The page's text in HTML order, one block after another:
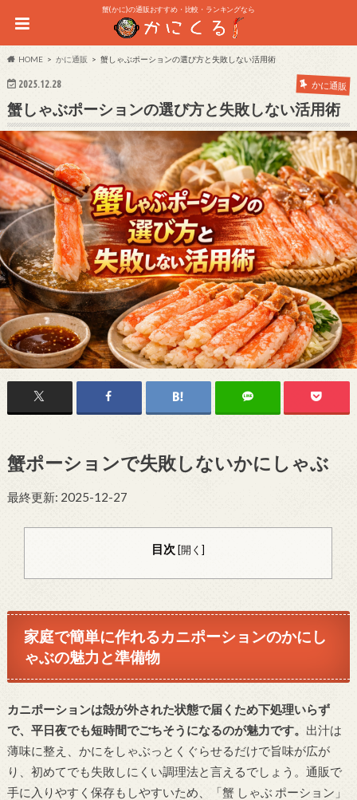
蟹(かに)の通販おすすめ・比較・ランキングなら
HOME かに通販 蟹しゃぶポーションの選び方と失敗しない活用術
2025.12.28 かに通販
蟹しゃぶポーションの選び方と失敗しない活用術
蟹ポーションで失敗しないかにしゃぶ
最終更新: 2025-12-27
目次 [開く]
家庭で簡単に作れるカニポーションのかにし
ゃぶの魅力と準備物
カニポーションは殻が外された状態で届くため下処理いらず
で、平日夜でも短時間でごちそうになるのが魅力です。 出汁は
薄味に整え、かにをしゃぶっとくぐらせるだけで旨味が広が
り、初めてでも失敗しにくい調理法と言えるでしょう。通販で
手に入りやすく保存もしやすいため、「蟹 しゃぶ ポーション」